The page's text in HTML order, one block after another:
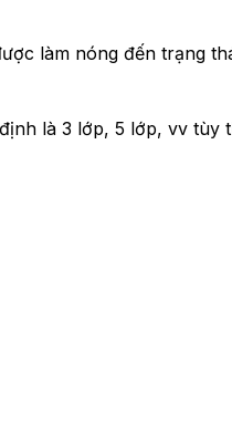
làm nóng đến trạng
là 3 lớp, 5 lớp, vv tùy